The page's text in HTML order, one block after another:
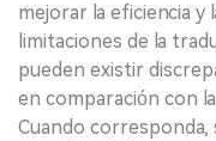
mejorar la eficiencia y
limitaciones de la
pueden existir
en comparación con
Cuando